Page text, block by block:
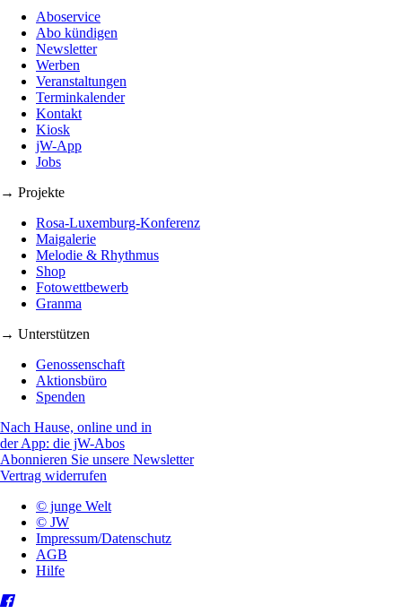
Aboservice
Abo kündigen
Newsletter
Werben
Veranstaltungen
Terminkalender
Kontakt
Kiosk
jW-App
Jobs
→ Projekte
Rosa-Luxemburg-Konferenz
Maigalerie
Melodie & Rhythmus
Shop
Fotowettbewerb
Granma
→ Unterstützen
Genossenschaft
Aktionsbüro
Spenden
Nach Hause, online und in
der App: die jW-Abos
Abonnieren Sie unsere Newsletter
Vertrag widerrufen
© junge Welt
© JW
Impressum/Datenschutz
AGB
Hilfe